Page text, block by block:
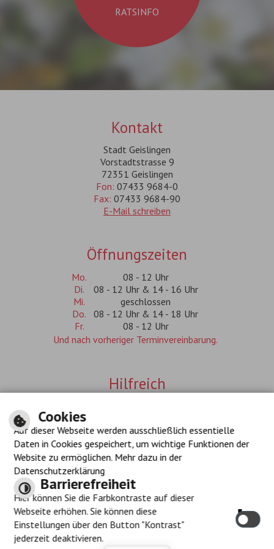
RATSINFO
Immer auf dem neuesten
Stand
Kontakt
Stadt Geislingen
Vorstadtstrasse 9
72351 Geislingen
Fon: 07433 9684-0
Fax: 07433 9684-90
E-Mail schreiben
Öffnungszeiten
Mo.
08 - 12 Uhr
Di.
08 - 12 Uhr & 14 - 16 Uhr
Mi.
geschlossen
Do.
08 - 12 Uhr & 14 - 18 Uhr
Fr.
08 - 12 Uhr
Und nach vorheriger Terminvereinbarung.
Hilfreich
Datenschutzerklärung
Navigationshilfe
Barrierefreiheit
Oft gesucht
Amtsblatt-Archiv Bauplatzbörse
Branchenverzeichnis
Cookies
Auf dieser Webseite werden ausschließlich essentielle
Daten in Cookies gespeichert, um wichtige Funktionen der
Website zu ermöglichen. Mehr dazu in der
Datenschutzerklärung
Barrierefreiheit
Hier können Sie die Farbkontraste auf dieser
Webseite erhöhen. Sie können diese
Einstellungen über den Button "Kontrast"
jederzeit deaktivieren.